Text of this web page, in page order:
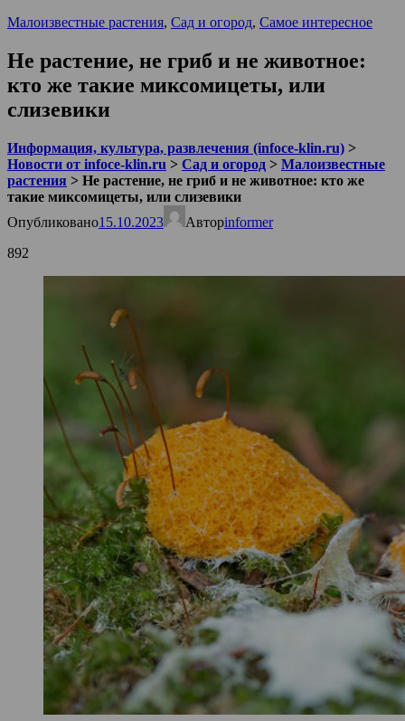
Малоизвестные растения, Сад и огород, Самое интересное
Не растение, не гриб и не животное:
кто же такие миксомицеты, или
слизевики
Информация, культура, развлечения (infoce-klin.ru) >
Новости от infoce-klin.ru > Сад и огород > Малоизвестные
растения > Не растение, не гриб и не животное: кто же
такие миксомицеты, или слизевики
Опубликовано15.10.2023 Авторinformer
892